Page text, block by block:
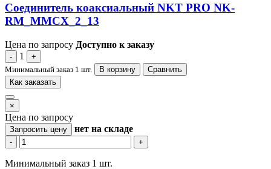
Соединитель коаксиальный NKT PRO NK-
RM_MMCX_2_13
Цена по запросу Доступно к заказу
- 1
+
Минимальный заказ 1 шт.
В корзину
Сравнить
Как заказать
×
Цена по запросу
Запросить цену нет на складе
- +
Минимальный заказ 1 шт.